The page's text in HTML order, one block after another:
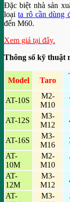
Đặc biệt nhà sản
loạita rô cần dùng
đến M60.
Xem giá tại đây.
Thông số kỹ thuật
Model Taro
AT-10S
M2-
M10
AT-12S
M3-
M12
AT-16S
M3-
M16
AT-
10M
M2-
M10
AT-
12M
M3-
M12
AT-
M3-